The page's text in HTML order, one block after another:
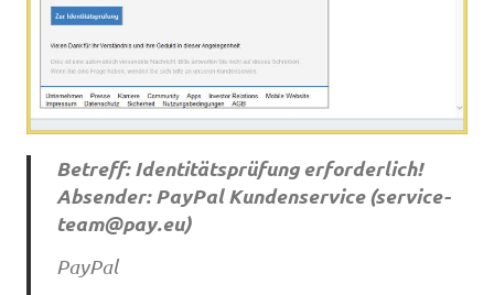
Betreff: Identitätsprüfung erforderlich!
Absender: PayPal Kundenservice (service-
team@pay.eu)
PayPal